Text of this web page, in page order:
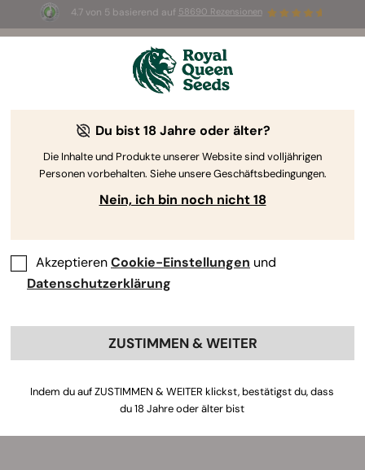
4.7 von 5 basierend auf 58690 Rezensionen
3 White Widow Auto SamenKOSTENLOS für die
Du bist 18 Jahre oder älter?
Die Inhalte und Produkte unserer Website sind volljährigen
Personen vorbehalten. Siehe unsere Geschäftsbedingungen.
Nein, ich bin noch nicht 18
AkzeptierenCookie-Einstellungen und
Datenschutzerklärung
ZUSTIMMEN & WEITER
Indem du auf ZUSTIMMEN & WEITER klickst, bestätigst du, dass
du 18 Jahre oder älter bist